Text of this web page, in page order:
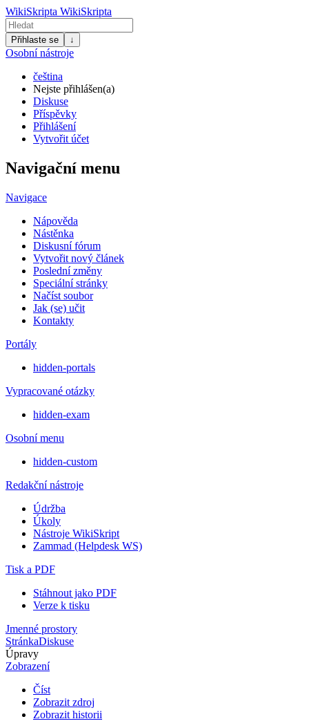
WikiSkripta WikiSkripta
Přihlaste se ↓
Osobní nástroje
čeština
Nejste přihlášen(a)
Diskuse
Příspěvky
Přihlášení
Vytvořit účet
Navigační menu
Navigace
Nápověda
Nástěnka
Diskusní fórum
Vytvořit nový článek
Poslední změny
Speciální stránky
Načíst soubor
Jak (se) učit
Kontakty
Portály
hidden-portals
Vypracované otázky
hidden-exam
Osobní menu
hidden-custom
Redakční nástroje
Údržba
Úkoly
Nástroje WikiSkript
Zammad (Helpdesk WS)
Tisk a PDF
Stáhnout jako PDF
Verze k tisku
Jmenné prostory
StránkaDiskuse
Úpravy
Zobrazení
Číst
Zobrazit zdroj
Zobrazit historii